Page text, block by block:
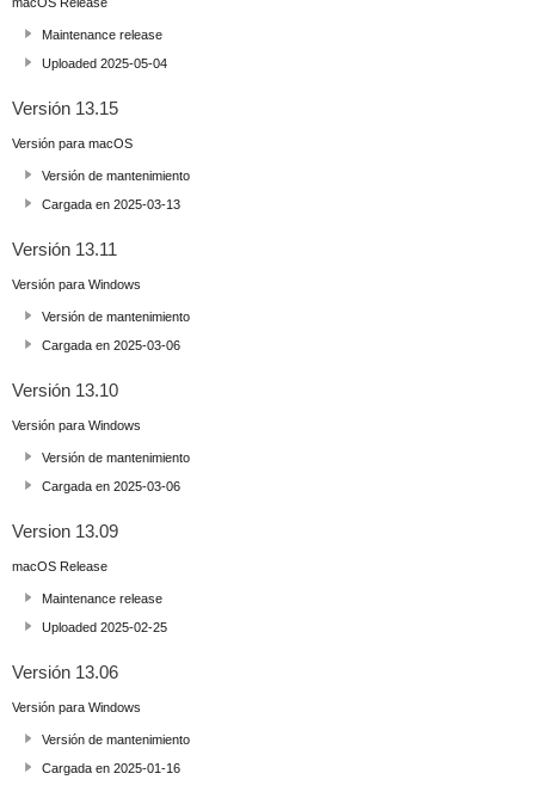
Maintenance release
Uploaded 2025-05-04
Versión 13.15
Versión para macOS
Versión de mantenimiento
Cargada en 2025-03-13
Versión 13.11
Versión para Windows
Versión de mantenimiento
Cargada en 2025-03-06
Versión 13.10
Versión para Windows
Versión de mantenimiento
Cargada en 2025-03-06
Version 13.09
macOS Release
Maintenance release
Uploaded 2025-02-25
Versión 13.06
Versión para Windows
Versión de mantenimiento
Cargada en 2025-01-16